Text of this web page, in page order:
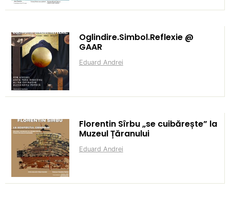
Oglindire.Simbol.Reflexie @
GAAR
Eduard Andrei
Florentin Sîrbu „se cuibărește” la
Muzeul Țăranului
Eduard Andrei